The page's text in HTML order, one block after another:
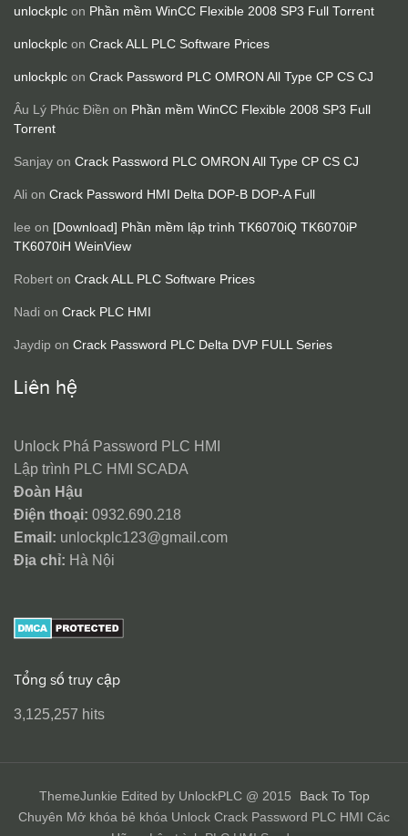
unlockplc on Phần mềm WinCC Flexible 2008 SP3 Full Torrent
unlockplc on Crack ALL PLC Software Prices
unlockplc on Crack Password PLC OMRON All Type CP CS CJ
Âu Lý Phúc Điền on Phần mềm WinCC Flexible 2008 SP3 Full
Torrent
Sanjay on Crack Password PLC OMRON All Type CP CS CJ
Ali on Crack Password HMI Delta DOP-B DOP-A Full
lee on [Download] Phần mềm lập trình TK6070iQ TK6070iP
TK6070iH WeinView
Robert on Crack ALL PLC Software Prices
Nadi on Crack PLC HMI
Jaydip on Crack Password PLC Delta DVP FULL Series
Liên hệ
Unlock Phá Password PLC HMI
Lập trình PLC HMI SCADA
Đoàn Hậu
Điện thoại: 0932.690.218
Email: unlockplc123@gmail.com
Địa chỉ: Hà Nội
Tổng số truy cập
3,125,257 hits
ThemeJunkie Edited by UnlockPLC @ 2015
Back To Top
Chuyên Mở khóa bẻ khóa Unlock Crack Password PLC HMI Các